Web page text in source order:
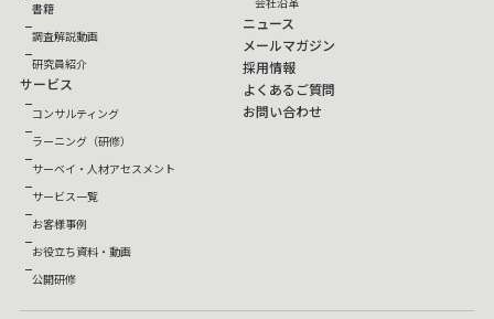
書籍
調査解説動画
研究員紹介
サービス
コンサルティング
ラーニング（研修）
サーベイ・人材アセスメント
サービス一覧
お客様事例
お役立ち資料・動画
公開研修
ニュース
メールマガジン
採用情報
よくあるご質問
お問い合わせ